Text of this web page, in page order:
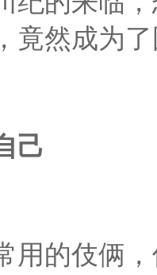
竟然成为
己
的伎俩，